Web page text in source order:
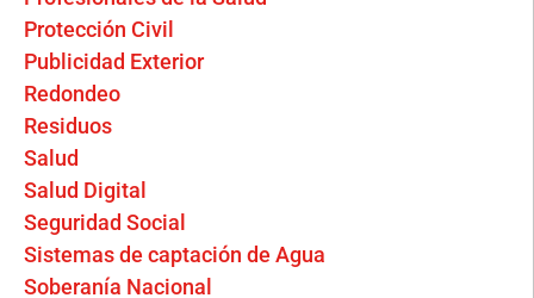
Protección Civil
Publicidad Exterior
Redondeo
Residuos
Salud
Salud Digital
Seguridad Social
Sistemas de captación de Agua
Soberanía Nacional